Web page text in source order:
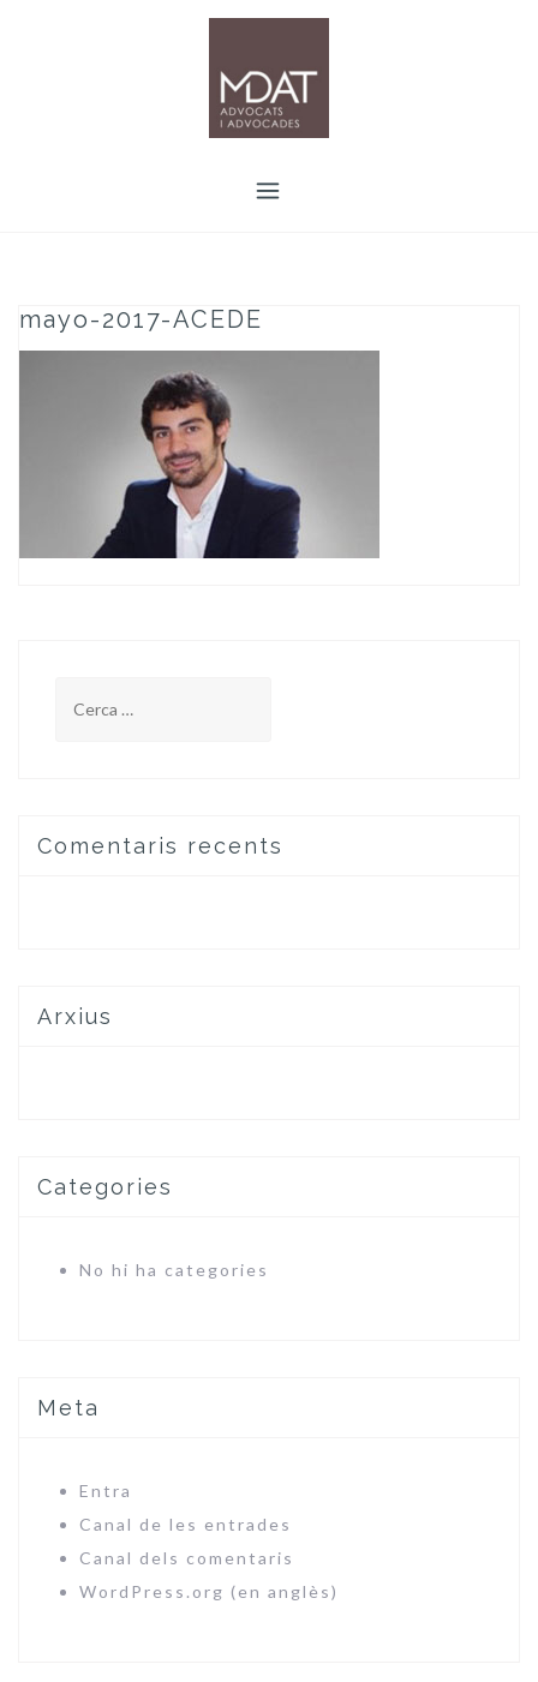
mayo-2017-ACEDE
Comentaris recents
Arxius
Categories
No hi ha categories
Meta
Entra
Canal de les entrades
Canal dels comentaris
WordPress.org (en anglès)